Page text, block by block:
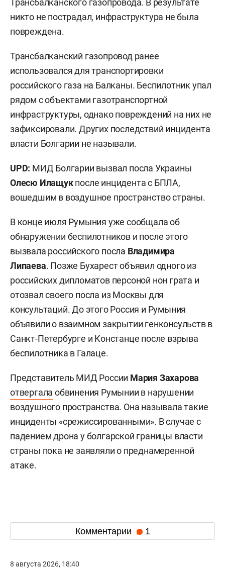
Трансбалканского газопровода. В результате
никто не пострадал, инфраструктура не была
повреждена.
Трансбалканский газопровод ранее
использовался для транспортировки
российского газа на Балканы. Беспилотник упал
рядом с объектами газотранспортной
инфраструктуры, однако повреждений на них не
зафиксировали. Других последствий инцидента
власти Болгарии не называли.
UPD: МИД Болгарии вызвал посла Украины
Олесю Илащукпосле инцидента с БПЛА,
вошедшим в воздушное пространство страны.
В конце июля Румыния ужесообщалаоб
обнаружении беспилотников и после этого
вызвала российского посла Владимира
Липаева. Позже Бухарест объявил одного из
российских дипломатов персоной нон грата и
отозвал своего посла из Москвы для
консультаций. До этого Россия и Румыния
объявили о взаимном закрытии генконсульств в
Санкт-Петербурге и Констанце после взрыва
беспилотника в Галаце.
Представитель МИД России Мария Захарова
отвергала обвинения Румынии в нарушении
воздушного пространства. Она называла такие
инциденты «срежиссированными». В случае с
падением дрона у болгарской границы власти
страны пока не заявляли о преднамеренной
атаке.
Комментарии 1
8 августа 2026, 18:40